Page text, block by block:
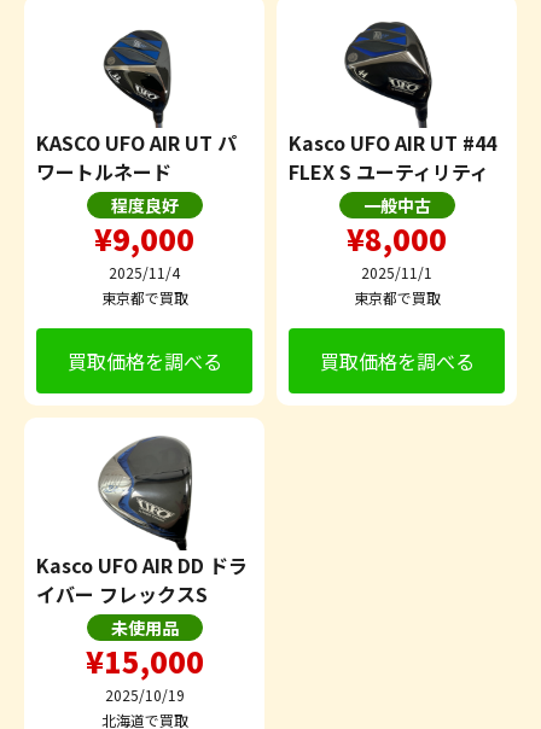
KASCO UFO AIR UT パ
ワートルネード
程度良好
¥9,000
2025/11/4
東京都で買取
買取価格を調べる
Kasco UFO AIR UT #44
FLEX S ユーティリティ
一般中古
¥8,000
2025/11/1
東京都で買取
買取価格を調べる
Kasco UFO AIR DD ドラ
イバー フレックスS
未使用品
¥15,000
2025/10/19
北海道で買取